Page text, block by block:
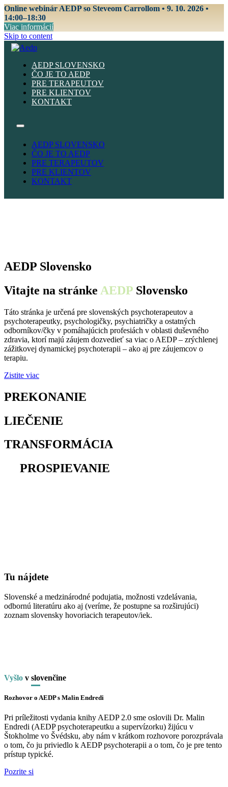
Online webinár AEDP so Steveom Carrollom • 9. 10. 2026 •
14:00–18:30
Viac informácií
Skip to content
AEDP SLOVENSKO
ČO JE TO AEDP
PRE TERAPEUTOV
PRE KLIENTOV
KONTAKT
AEDP SLOVENSKO
ČO JE TO AEDP
PRE TERAPEUTOV
PRE KLIENTOV
KONTAKT
AEDP Slovensko
Vitajte na stránke AEDP Slovensko
Táto stránka je určená pre slovenských psychoterapeutov a
psychoterapeutky, psychologičky, psychiatričky a ostatných
odborníkov/čky v pomáhajúcich profesiách v oblasti duševného
zdravia, ktorí majú záujem dozvedieť sa viac o AEDP – zrýchlenej
zážitkovej dynamickej psychoterapii – ako aj pre záujemcov o
terapiu.
Zistite viac
PREKONANIE
LIEČENIE
TRANSFORMÁCIA
PROSPIEVANIE
Tu nájdete
Slovenské a medzinárodné podujatia, možnosti vzdelávania,
odbornú literatúru ako aj (veríme, že postupne sa rozširujúci)
zoznam slovensky hovoriacich terapeutov/iek.
Vyšlo v slovenčine
Rozhovor o AEDP s Malin Endredi
Pri príležitosti vydania knihy AEDP 2.0 sme oslovili Dr. Malin
Endredi (AEDP psychoterapeutku a supervízorku) žijúcu v
Štokholme vo Švédsku, aby nám v krátkom rozhovore porozprávala
o tom, čo ju priviedlo k AEDP psychoterapii a o tom, čo je pre tento
prístup typické.
Pozrite si